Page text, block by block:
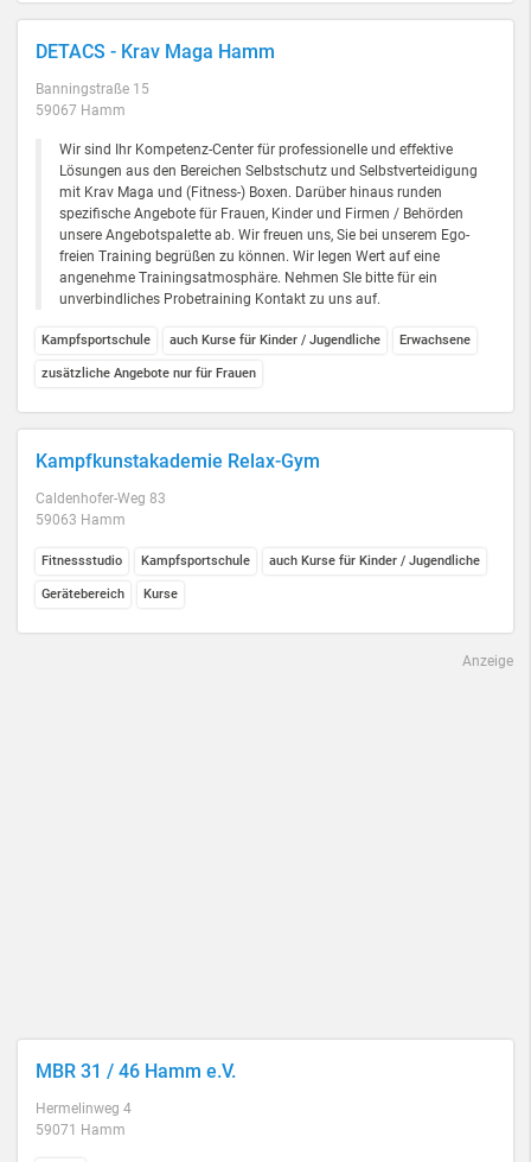
DETACS - Krav Maga Hamm
Banningstraße 15
59067 Hamm
Wir sind Ihr Kompetenz-Center für professionelle und effektive
Lösungen aus den Bereichen Selbstschutz und Selbstverteidigung
mit Krav Maga und (Fitness-) Boxen. Darüber hinaus runden
spezifische Angebote für Frauen, Kinder und Firmen / Behörden
unsere Angebotspalette ab. Wir freuen uns, Sie bei unserem Ego-
freien Training begrüßen zu können. Wir legen Wert auf eine
angenehme Trainingsatmosphäre. Nehmen SIe bitte für ein
unverbindliches Probetraining Kontakt zu uns auf.
Kampfsportschule auch Kurse für Kinder / Jugendliche Erwachsene
zusätzliche Angebote nur für Frauen
Kampfkunstakademie Relax-Gym
Caldenhofer-Weg 83
59063 Hamm
Fitnessstudio Kampfsportschule auch Kurse für Kinder / Jugendliche
Gerätebereich Kurse
Anzeige
MBR 31 / 46 Hamm e.V.
Hermelinweg 4
59071 Hamm